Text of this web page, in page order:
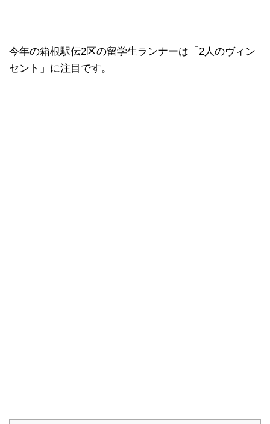
今年の箱根駅伝2区の留学生ランナーは「2人のヴィン
セント」に注目です。